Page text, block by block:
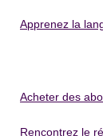
Apprenez la
Acheter des
Rencontrez le